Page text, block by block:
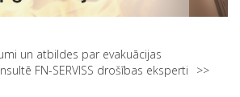
un atbildes par evakuācijas
FN-SERVISS drošības eksperti